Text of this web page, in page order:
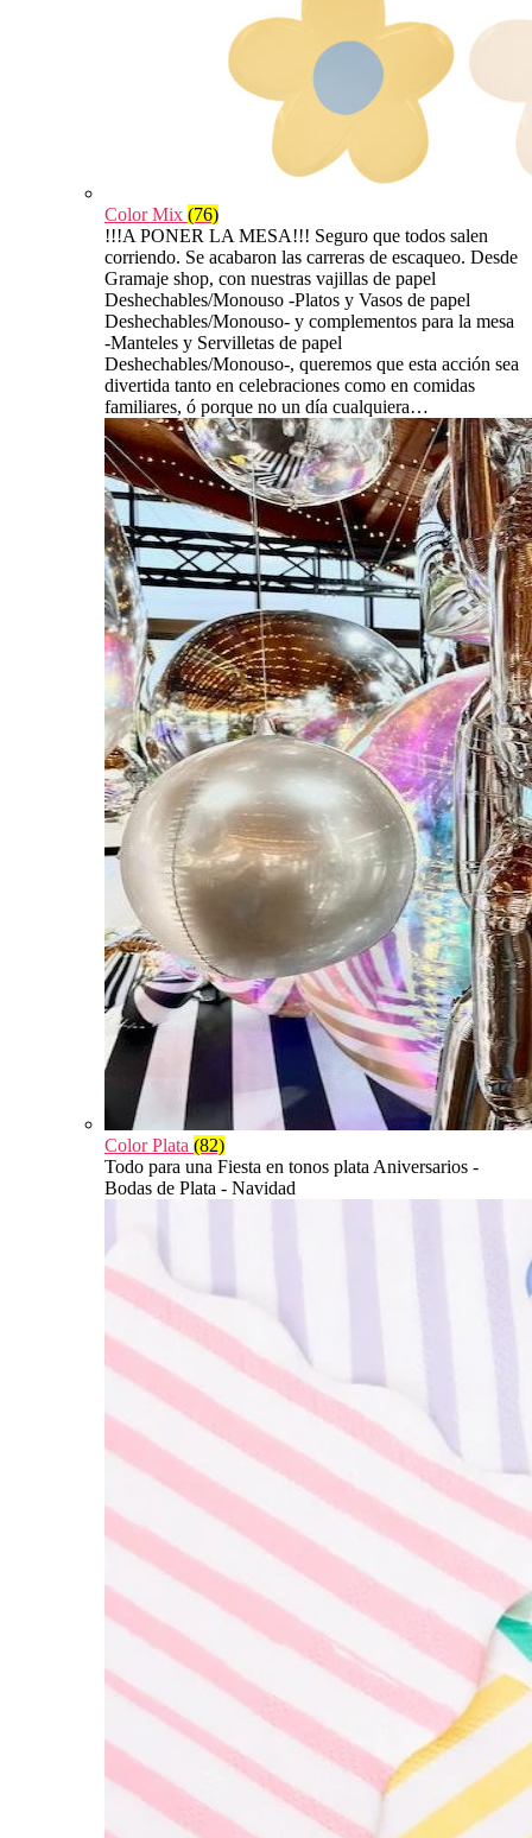
Color Mix (76)
!!!A PONER LA MESA!!! Seguro que todos salen
corriendo. Se acabaron las carreras de escaqueo. Desde
Gramaje shop, con nuestras vajillas de papel
Deshechables/Monouso -Platos y Vasos de papel
Deshechables/Monouso- y complementos para la mesa
-Manteles y Servilletas de papel
Deshechables/Monouso-, queremos que esta acción sea
divertida tanto en celebraciones como en comidas
familiares, ó porque no un día cualquiera…
Color Plata (82)
Todo para una Fiesta en tonos plata Aniversarios -
Bodas de Plata - Navidad